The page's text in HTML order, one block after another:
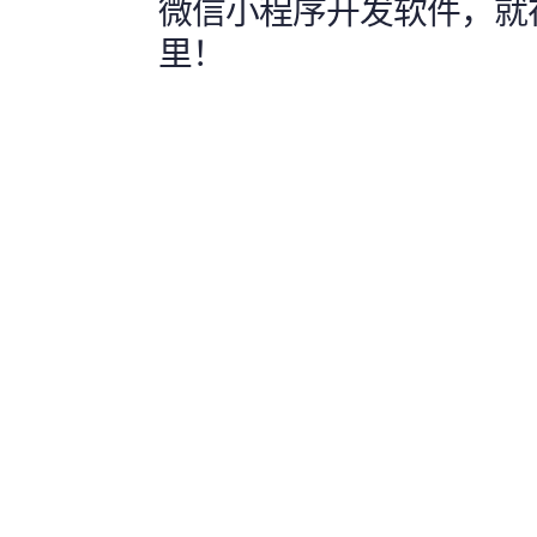
微信小程序开发软件，
里！